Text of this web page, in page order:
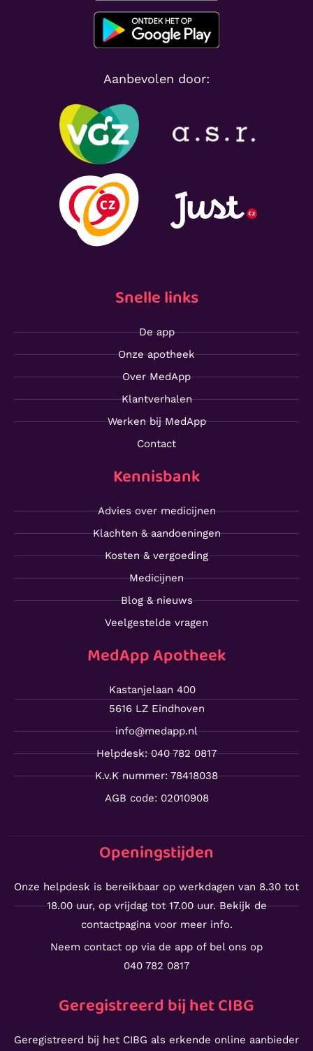
Aanbevolen door:
Snelle links
De app
Onze apotheek
Over MedApp
Klantverhalen
Werken bij MedApp
Contact
Kennisbank
Advies over medicijnen
Klachten & aandoeningen
Kosten & vergoeding
Medicijnen
Blog & nieuws
Veelgestelde vragen
MedApp Apotheek
Kastanjelaan 400
5616 LZ Eindhoven
info@medapp.nl
Helpdesk: 040 782 0817
K.v.K nummer: 78418038
AGB code: 02010908
Openingstijden
Onze helpdesk is bereikbaar op werkdagen van 8.30 tot
18.00 uur, op vrijdag tot 17.00 uur. Bekijk de
contactpagina voor meer info.
Neem contact op via de app of bel ons op
040 782 0817
Geregistreerd bij het CIBG
Geregistreerd bij het CIBG als erkende online aanbieder